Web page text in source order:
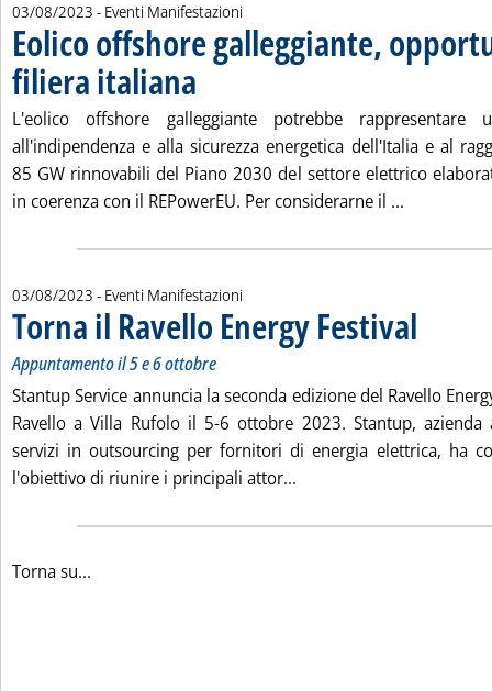
03/08/2023 - Eventi Manifestazioni
Eolico offshore galleggiante,
filiera italiana . Pubblicata giovedì 03 agosto 2023 alle 12.0.
L'eolico offshore galleggiante potrebbe rappresentare
all'indipendenza e alla sicurezza energetica dell'Italia e al
85 GW rinnovabili del Piano 2030 del settore elettrico
in coerenza con il REPowerEU. Per considerarne il ...
03/08/2023 - Eventi Manifestazioni
Torna il Ravello Energy Festival
Appuntamento il 5 e 6 ottobre
Stantup Service annuncia la seconda edizione del Ravello
Ravello a Villa Rufolo il 5-6 ottobre 2023. Stantup,
servizi in outsourcing per fornitori di energia elettrica, ha
l'obiettivo di riunire i principali attor...
Torna su...